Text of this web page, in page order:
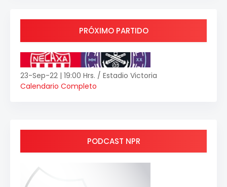
PRÓXIMO PARTIDO
23-Sep-22 | 19:00 Hrs. / Estadio Victoria
Calendario Completo
PODCAST NPR